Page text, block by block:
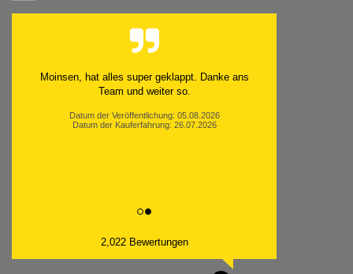
Moinsen, hat alles super geklappt. Danke ans
Team und weiter so.
Datum der Veröffentlichung: 05.08.2026
Datum der Kauferfahrung: 26.07.2026
2,022 Bewertungen